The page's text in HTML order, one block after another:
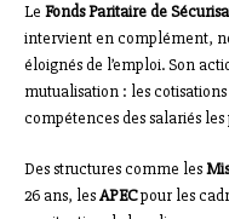
Le Fonds Paritaire de
intervient en complément,
éloignés de l’emploi. Son
mutualisation : les
compétences des salariés
Des structures comme les
26 ans, lesAPECpour les